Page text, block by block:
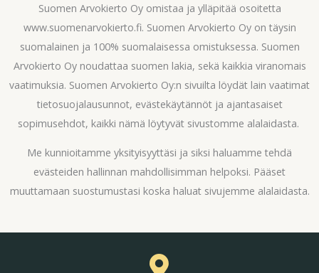
Suomen Arvokierto Oy omistaa ja ylläpitää osoitetta
www.suomenarvokierto.fi. Suomen Arvokierto Oy on täysin
suomalainen ja 100% suomalaisessa omistuksessa. Suomen
Arvokierto Oy noudattaa suomen lakia, sekä kaikkia viranomais
vaatimuksia. Suomen Arvokierto Oy:n sivuilta löydät lain vaatimat
tietosuojalausunnot, evästekäytännöt ja ajantasaiset
sopimusehdot, kaikki nämä löytyvät sivustomme alalaidasta.
Me kunnioitamme yksityisyyttäsi ja siksi haluamme tehdä
evästeiden hallinnan mahdollisimman helpoksi. Pääset
muuttamaan suostumustasi koska haluat sivujemme alalaidasta.